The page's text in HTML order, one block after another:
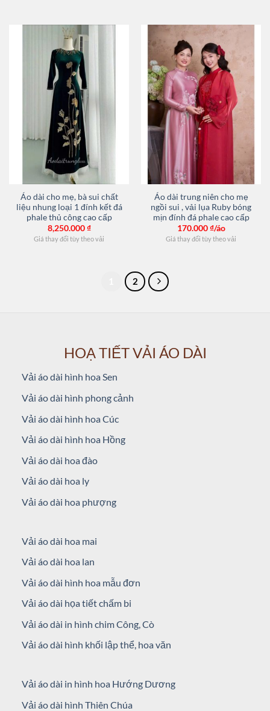
Áo dài cho mẹ, bà sui chất
liệu nhung loại 1 đính kết đá
phale thủ công cao cấp
8,250.000₫
Giá thay đổi tùy theo vải
Áo dài trung niên cho mẹ
ngồi sui , vải lụa Ruby bóng
mịn đính đá phale cao cấp
170.000₫/áo
Giá thay đổi tùy theo vải
2
HOẠ TIẾT VẢI ÁO DÀI
Vải áo dài hình hoa Sen
Vải áo dài hình phong cảnh
Vải áo dài hình hoa Cúc
Vải áo dài hình hoa Hồng
Vải áo dài hoa đào
Vải áo dài hoa ly
Vải áo dài hoa phượng
Vải áo dài hoa mai
Vải áo dài hoa lan
Vải áo dài hình hoa mẫu đơn
Vải áo dài họa tiết chấm bi
Vải áo dài in hình chim Công, Cò
Vải áo dài hình khối lập thể, hoa văn
Vải áo dài in hình hoa Hướng Dương
Vải áo dài hình Thiên Chúa